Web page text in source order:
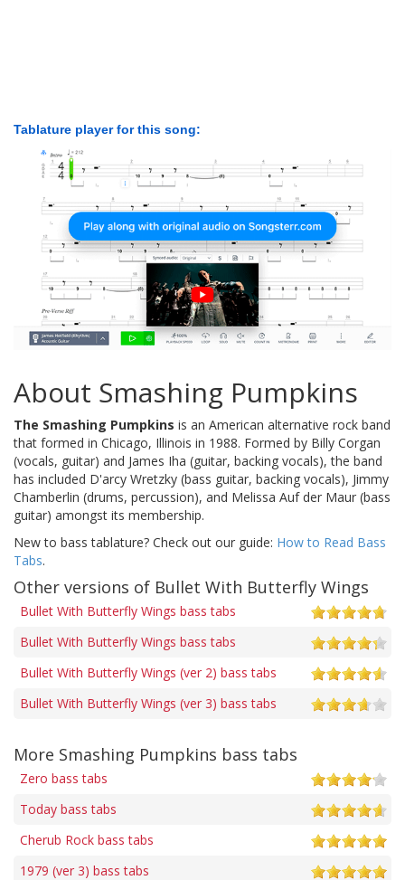
Tablature player for this song:
About Smashing Pumpkins
The Smashing Pumpkins is an American alternative rock band
that formed in Chicago, Illinois in 1988. Formed by Billy Corgan
(vocals, guitar) and James Iha (guitar, backing vocals), the band
has included D'arcy Wretzky (bass guitar, backing vocals), Jimmy
Chamberlin (drums, percussion), and Melissa Auf der Maur (bass
guitar) amongst its membership.
New to bass tablature? Check out our guide: How to Read Bass
Tabs.
Other versions of Bullet With Butterfly Wings
Bullet With Butterfly Wings bass tabs
Bullet With Butterfly Wings bass tabs
Bullet With Butterfly Wings (ver 2) bass tabs
Bullet With Butterfly Wings (ver 3) bass tabs
More Smashing Pumpkins bass tabs
Zero bass tabs
Today bass tabs
Cherub Rock bass tabs
1979 (ver 3) bass tabs